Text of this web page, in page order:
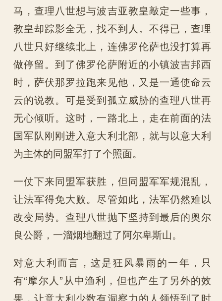
马，查理八世想与波吉亚教皇敲定一些事，
教皇却踪影全无，找不到人。不得已，查理
八世只好继续北上，连佛罗伦萨也没打算再
做停留。到了佛罗伦萨附近的小镇波吉邦西
时，萨伏那罗拉跑来见他，又是一通使命云
云的说教。可是受到孤立威胁的查理八世再
无心倾听。这时，一路北上，走在前面的法
国军队刚刚进入意大利北部，就与以意大利
为主体的同盟军打了个照面。
一仗下来同盟军获胜，但同盟军军规混乱，
让法军得免大败。尽管如此，法军仍然难以
改变局势。查理八世抛下坚持到最后的奥尔
良公爵，一溜烟地翻过了阿尔卑斯山。
对意大利而言，这是狂风暴雨的一年，只
有“摩尔人”从中渔利，但也产生了另外的效
果，让意大利少数有洞察力的人领悟到了时